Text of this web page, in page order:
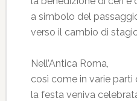
a simbolo del
verso il cambio di
Nell’Antica Roma,
così come in varie parti
la festa veniva